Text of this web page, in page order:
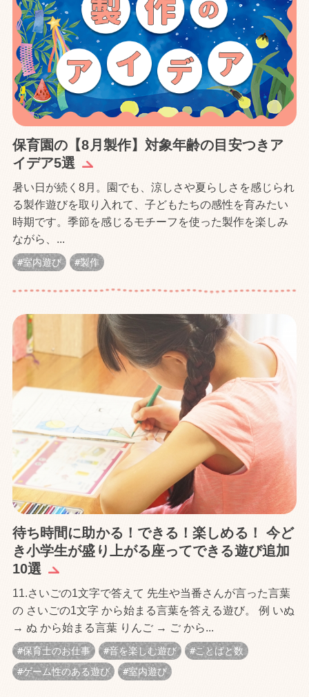
保育園の【8月製作】対象年齢の目安つきア
イデア5選
暑い日が続く8月。園でも、涼しさや夏らしさを感じられ
る製作遊びを取り入れて、子どもたちの感性を育みたい
時期です。季節を感じるモチーフを使った製作を楽しみ
ながら、...
室内遊び 製作
待ち時間に助かる！できる！楽しめる！ 今ど
き小学生が盛り上がる座ってできる遊び追加
10選
11.さいごの1文字で答えて 先生や当番さんが言った言葉
の さいごの1文字 から始まる言葉を答える遊び。 例 いぬ
→ ぬ から始まる言葉 りんご → ご から...
保育士のお仕事 音を楽しむ遊び
ことばと数
ゲーム性のある遊び
室内遊び